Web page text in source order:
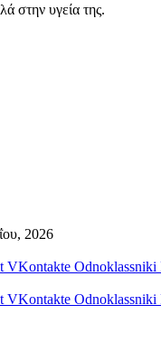
στην υγεία της.
2026
VKontakte Odnoklassniki
VKontakte Odnoklassniki